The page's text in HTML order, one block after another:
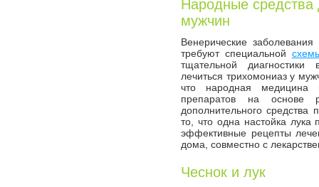
Народные
мужчин
Венерические
требуют специальной
тщательной диагностики
лечиться трихомониаз у
что народная медицина
препаратов на основе
дополнительного
то, что одна настойка лука
эффективные рецепты
дома, совместно с
Чеснок и лук